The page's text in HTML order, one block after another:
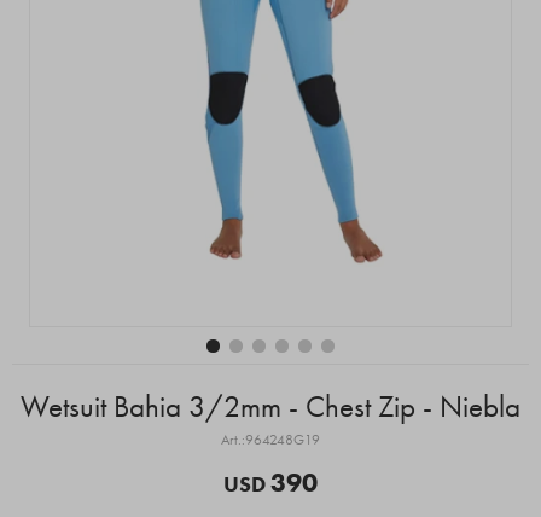
Wetsuit Bahia 3/2mm - Chest Zip - Niebla
964248G19
USD390